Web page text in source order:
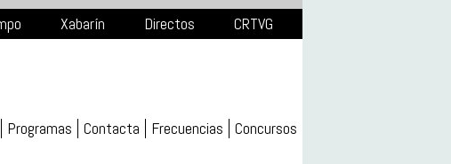
Xabarín Directos CRTVG
Programas Contacta Frecuencias Concursos